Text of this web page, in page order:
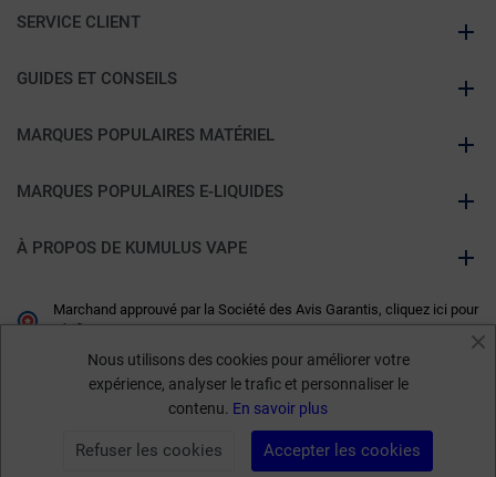
19,90 € AJOUTER AU PANIER
SERVICE CLIENT
GUIDES ET CONSEILS
MARQUES POPULAIRES MATÉRIEL
MARQUES POPULAIRES E-LIQUIDES
À PROPOS DE KUMULUS VAPE
Marchand approuvé par la Société des Avis Garantis, cliquez ici pour
vérifier.
Nous utilisons des cookies pour améliorer votre
expérience, analyser le trafic et personnaliser le
contenu. En savoir plus
Accepter les cookies
Refuser les cookies